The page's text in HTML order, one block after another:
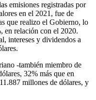
emisiones registradas por
en el 2021, fue de
que realizo el Gobierno, lo
en relación con el 2020.
intereses y dividendos a
-también miembro de
32% más que en
millones de dólares, y